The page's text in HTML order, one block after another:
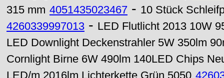
315 mm 4051435023467 - 10 Stück
4260339997013 - LED Flutlicht 2013 10W
LED Downlight Deckenstrahler 5W 350lm
Cornlight Birne 6W 490lm 140LED Chips
LED/m 2016lm Lichterkette Grün 5050